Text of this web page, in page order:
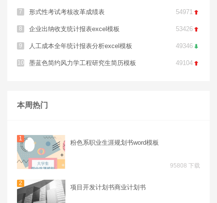
7 形式性考试考核改革成绩表 54971 
8 企业出纳收支统计报表excel模板 53426 
9 人工成本全年统计报表分析excel模板 49346 
10 墨蓝色简约风力学工程研究生简历模板 49104 
本周热门
1
粉色系职业生涯规划书word模板
95808 下载
2
项目开发计划书商业计划书